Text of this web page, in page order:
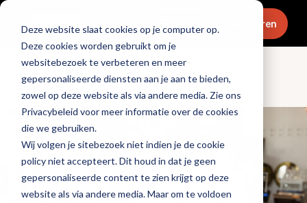
Deze website slaat cookies op je computer op.
Deze cookies worden gebruikt om je
websitebezoek te verbeteren en meer
gepersonaliseerde diensten aan je aan te bieden,
zowel op deze website als via andere media. Zie ons
Privacybeleid voor meer informatie over de cookies
die we gebruiken.
Wij volgen je sitebezoek niet indien je de cookie
policy niet accepteert. Dit houd in dat je geen
gepersonaliseerde content te zien krijgt op deze
website als via andere media. Maar om te voldoen
Menu Abonneren
Ondernemen